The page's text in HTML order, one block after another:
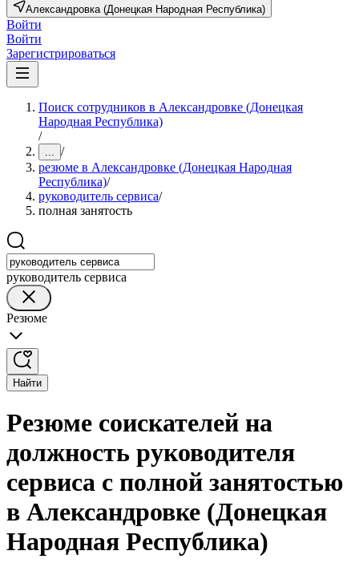
Александровка (Донецкая Народная Республика)
Войти
Войти
Зарегистрироваться
Поиск сотрудников в Александровке (Донецкая
Народная Республика)
/
... /
резюме в Александровке (Донецкая Народная
Республика)/
руководитель сервиса/
полная занятость
руководитель сервиса
Резюме
Найти
Резюме соискателей на
должность руководителя
сервиса с полной занятостью
в Александровке (Донецкая
Народная Республика)